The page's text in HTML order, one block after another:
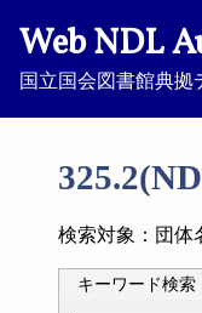
Web NDL
国立国会図書館典拠
検索対象：団体
キーワード検索